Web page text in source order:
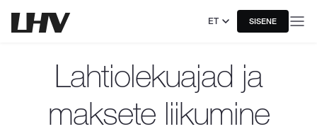
ET SISENE
Lahtiolekuajad ja
maksete liikumine